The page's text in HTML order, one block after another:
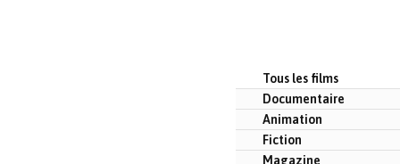
Tous les films
Documentaire
Animation
Fiction
Magazine